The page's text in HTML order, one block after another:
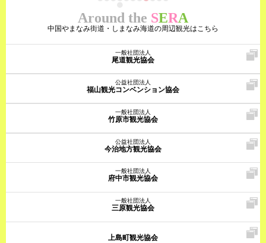
Around the SERA
中国やまなみ街道・しまなみ海道の周辺観光はこちら
一般社団法人
尾道観光協会
公益社団法人
福山観光コンベンション協会
一般社団法人
竹原市観光協会
公益社団法人
今治地方観光協会
一般社団法人
府中市観光協会
一般社団法人
三原観光協会
上島町観光協会